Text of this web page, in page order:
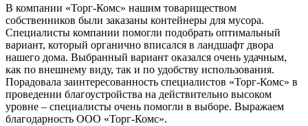
В компании «Торг-Комс» нашим товариществом
собственников были заказаны контейнеры для мусора.
Специалисты компании помогли подобрать оптимальный
вариант, который органично вписался в ландшафт двора
нашего дома. Выбранный вариант оказался очень удачным,
как по внешнему виду, так и по удобству использования.
Порадовала заинтересованность специалистов «Торг-Комс» в
проведении благоустройства на действительно высоком
уровне – специалисты очень помогли в выборе. Выражаем
благодарность ООО «Торг-Комс».